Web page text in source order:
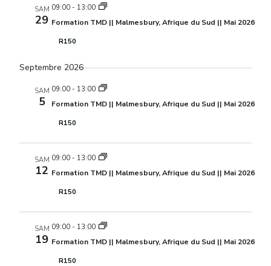
SAM
29
09:00 - 13:00
Formation TMD || Malmesbury, Afrique du Sud || Mai 2026
R150
Septembre 2026
SAM
5
09:00 - 13:00
Formation TMD || Malmesbury, Afrique du Sud || Mai 2026
R150
SAM
12
09:00 - 13:00
Formation TMD || Malmesbury, Afrique du Sud || Mai 2026
R150
SAM
19
09:00 - 13:00
Formation TMD || Malmesbury, Afrique du Sud || Mai 2026
R150